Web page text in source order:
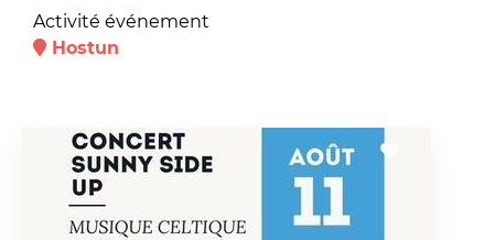
Activité événement
Hostun